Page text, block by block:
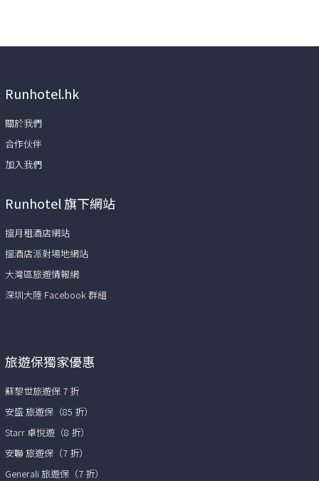
Runhotel.hk
關於我們
合作伙伴
加入我們
Runhotel 旗下網站
搵月租酒店網站
搵酒店派對場地網站
大灣區旅遊情報網
深圳大陸 Facebook 群組
旅遊保獨家優惠
蘇黎世旅遊保 7 折
安盛 旅遊保（85 折）
Starr 卓悅遊（8 折）
安聯 旅遊保（7 折）
Generali 旅遊保（7 折）